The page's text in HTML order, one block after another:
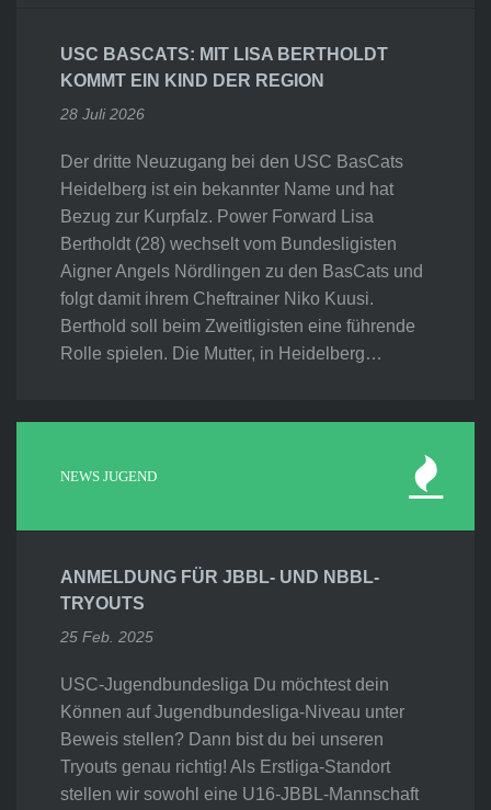
USC BASCATS: MIT LISA BERTHOLDT
KOMMT EIN KIND DER REGION
28 Juli 2026
Der dritte Neuzugang bei den USC BasCats
Heidelberg ist ein bekannter Name und hat
Bezug zur Kurpfalz. Power Forward Lisa
Bertholdt (28) wechselt vom Bundesligisten
Aigner Angels Nördlingen zu den BasCats und
folgt damit ihrem Cheftrainer Niko Kuusi.
Berthold soll beim Zweitligisten eine führende
Rolle spielen. Die Mutter, in Heidelberg…
NEWS JUGEND
ANMELDUNG FÜR JBBL- UND NBBL-
TRYOUTS
25 Feb. 2025
USC-Jugendbundesliga Du möchtest dein
Können auf Jugendbundesliga-Niveau unter
Beweis stellen? Dann bist du bei unseren
Tryouts genau richtig! Als Erstliga-Standort
stellen wir sowohl eine U16-JBBL-Mannschaft